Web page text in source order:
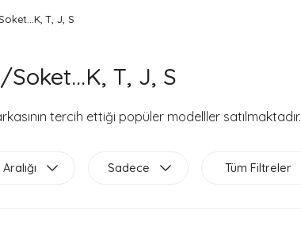
T, J, S
T, J, S
tercih ettiği popüler modelller satılmaktadır.
Sadece Tüm Filtreler